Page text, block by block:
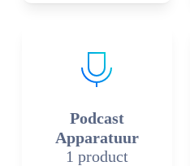
Podcast
Apparatuur
1 product